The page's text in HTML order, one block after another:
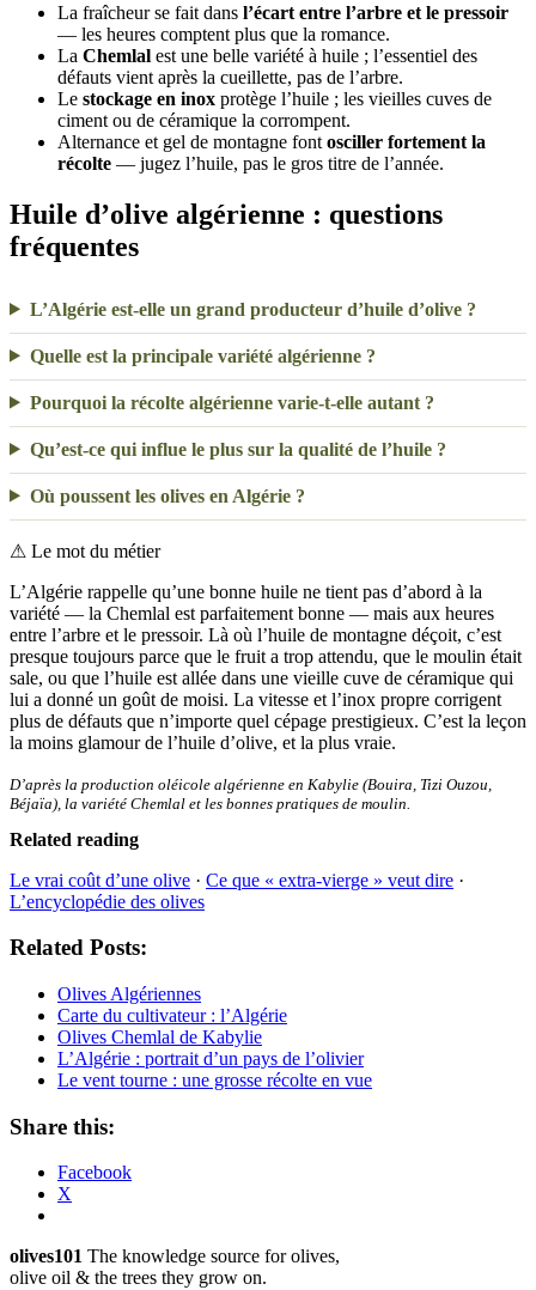
La fraîcheur se fait dans l’écart entre l’arbre et le pressoir
— les heures comptent plus que la romance.
La Chemlal est une belle variété à huile ; l’essentiel des
défauts vient après la cueillette, pas de l’arbre.
Le stockage en inox protège l’huile ; les vieilles cuves de
ciment ou de céramique la corrompent.
Alternance et gel de montagne font osciller fortement la
récolte — jugez l’huile, pas le gros titre de l’année.
Huile d’olive algérienne : questions
fréquentes
L’Algérie est-elle un grand producteur d’huile d’olive ?
Quelle est la principale variété algérienne ?
Pourquoi la récolte algérienne varie-t-elle autant ?
Qu’est-ce qui influe le plus sur la qualité de l’huile ?
Où poussent les olives en Algérie ?
⚠ Le mot du métier
L’Algérie rappelle qu’une bonne huile ne tient pas d’abord à la
variété — la Chemlal est parfaitement bonne — mais aux heures
entre l’arbre et le pressoir. Là où l’huile de montagne déçoit, c’est
presque toujours parce que le fruit a trop attendu, que le moulin était
sale, ou que l’huile est allée dans une vieille cuve de céramique qui
lui a donné un goût de moisi. La vitesse et l’inox propre corrigent
plus de défauts que n’importe quel cépage prestigieux. C’est la leçon
la moins glamour de l’huile d’olive, et la plus vraie.
D’après la production oléicole algérienne en Kabylie (Bouira, Tizi Ouzou,
Béjaïa), la variété Chemlal et les bonnes pratiques de moulin.
Related reading
Le vrai coût d’une olive · Ce que « extra-vierge » veut dire ·
L’encyclopédie des olives
Related Posts:
Olives Algériennes
Carte du cultivateur : l’Algérie
Olives Chemlal de Kabylie
L’Algérie : portrait d’un pays de l’olivier
Le vent tourne : une grosse récolte en vue
Share this:
Facebook
X
olives101 The knowledge source for olives,
olive oil & the trees they grow on.